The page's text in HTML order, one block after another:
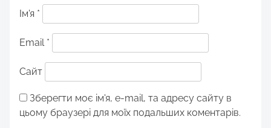
Ім'я *
Email *
Сайт
Зберегти моє ім'я, e-mail, та адресу сайту в
цьому браузері для моїх подальших коментарів.